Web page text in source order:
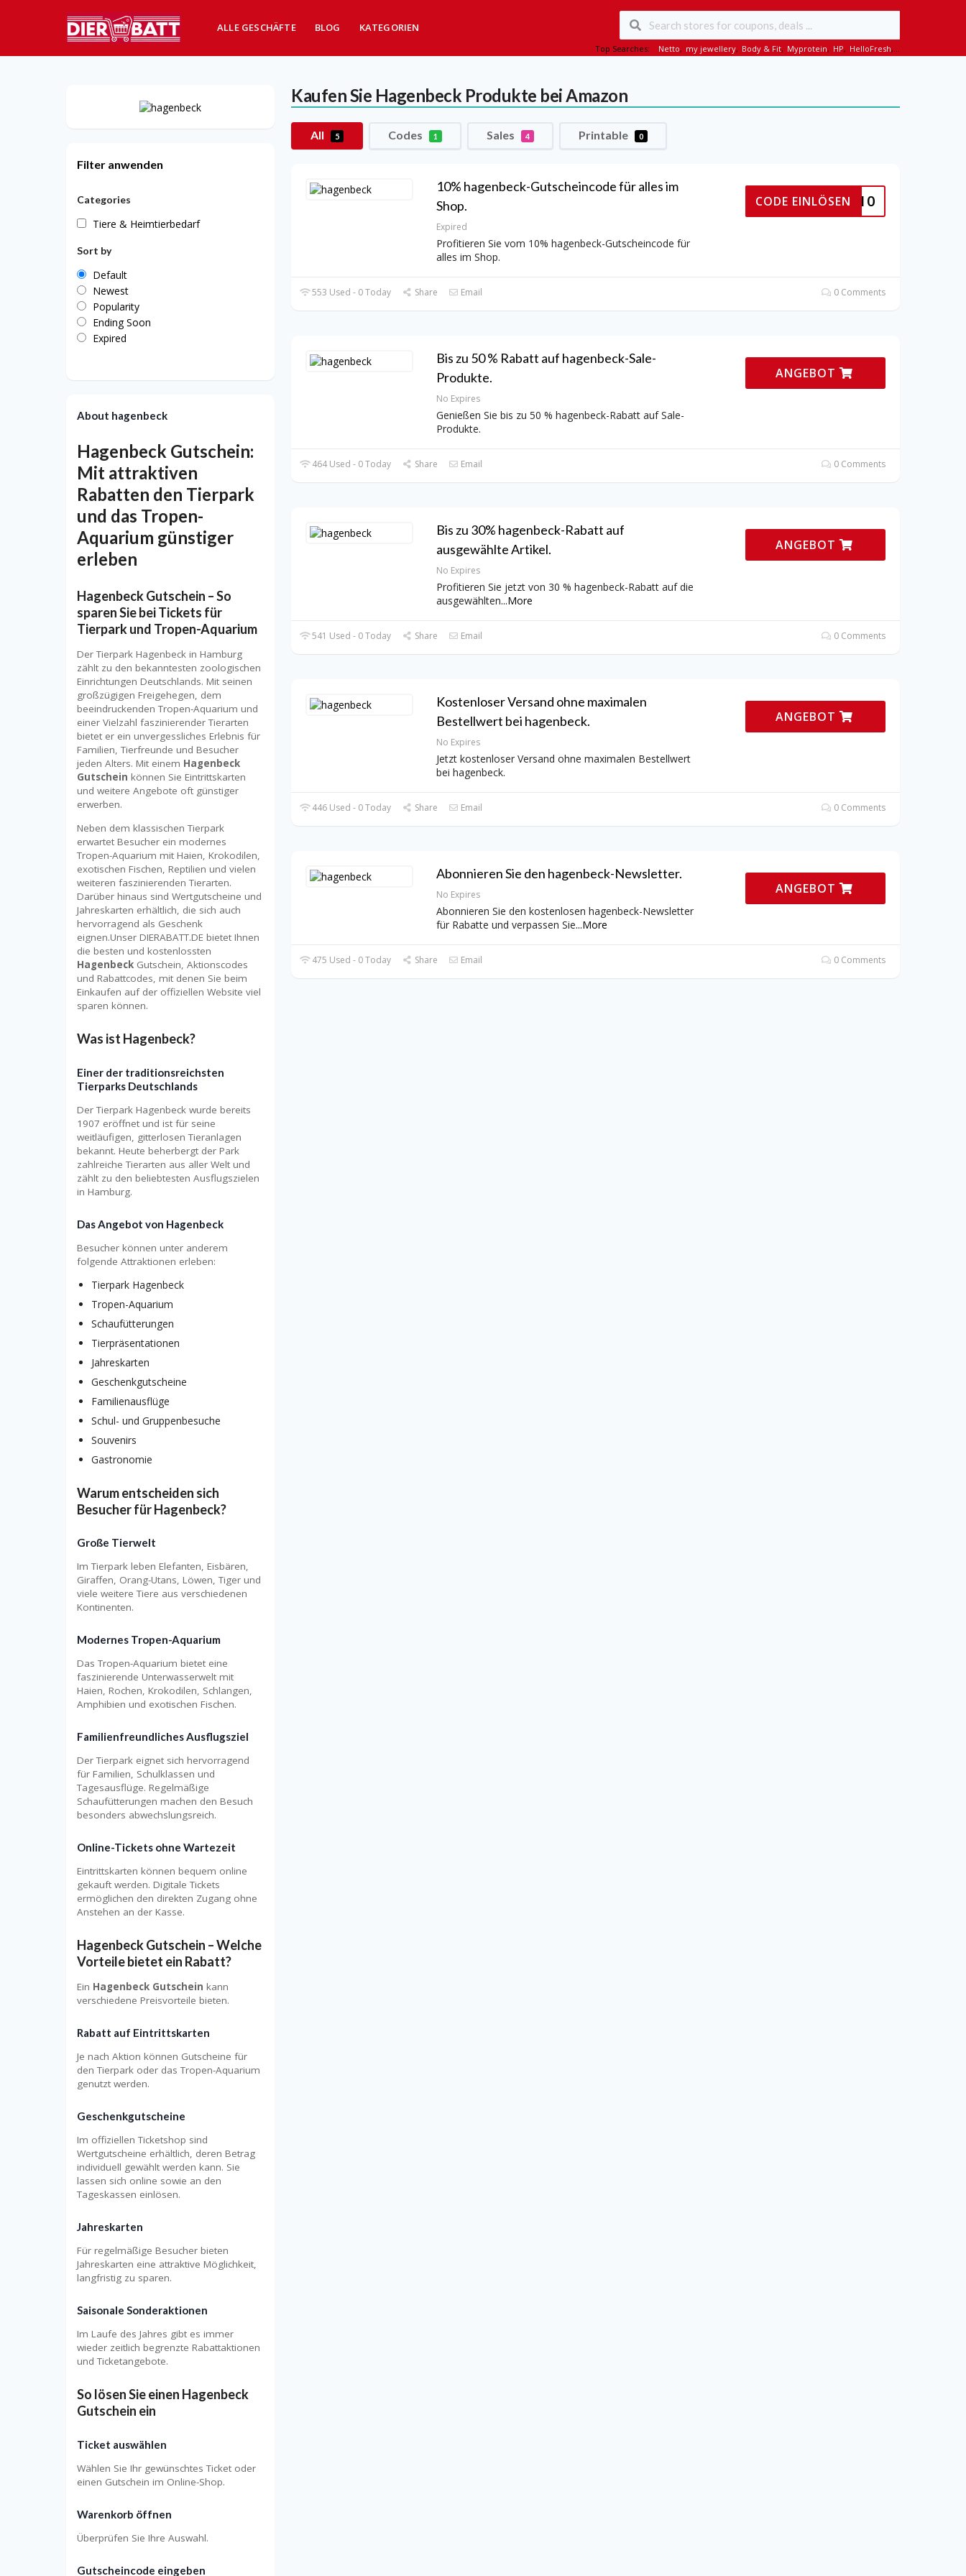
ALLE GESCHÄFTE BLOG KATEGORIEN
Top Searches: Netto, my jewellery, Body & Fit, Myprotein, HP, HelloFresh,...
Kaufen Sie Hagenbeck Produkte bei Amazon
All 5 Codes 1 Sales 4 Printable 0
10% hagenbeck-Gutscheincode für alles im
Shop.
Expired
Profitieren Sie vom 10% hagenbeck-Gutscheincode für
alles im Shop.
HAGEN10
CODE EINLÖSEN
553 Used - 0 Today Share Email 0 Comments
Bis zu 50 % Rabatt auf hagenbeck-Sale-
Produkte.
No Expires
Genießen Sie bis zu 50 % hagenbeck-Rabatt auf Sale-
Produkte.
ANGEBOT
464 Used - 0 Today Share Email 0 Comments
Bis zu 30% hagenbeck-Rabatt auf
ausgewählte Artikel.
No Expires
Profitieren Sie jetzt von 30 % hagenbeck-Rabatt auf die
ausgewählten...More
ANGEBOT
541 Used - 0 Today Share Email 0 Comments
Kostenloser Versand ohne maximalen
Bestellwert bei hagenbeck.
No Expires
Jetzt kostenloser Versand ohne maximalen Bestellwert
bei hagenbeck.
ANGEBOT
446 Used - 0 Today Share Email 0 Comments
Abonnieren Sie den hagenbeck-Newsletter.
No Expires
Abonnieren Sie den kostenlosen hagenbeck-Newsletter
für Rabatte und verpassen Sie...More
ANGEBOT
475 Used - 0 Today Share Email 0 Comments
Filter anwenden
Categories
Tiere & Heimtierbedarf
Sort by
Default
Newest
Popularity
Ending Soon
Expired
About hagenbeck
Hagenbeck Gutschein:
Mit attraktiven
Rabatten den Tierpark
und das Tropen-
Aquarium günstiger
erleben
Hagenbeck Gutschein – So
sparen Sie bei Tickets für
Tierpark und Tropen-Aquarium
Der Tierpark Hagenbeck in Hamburg
zählt zu den bekanntesten zoologischen
Einrichtungen Deutschlands. Mit seinen
großzügigen Freigehegen, dem
beeindruckenden Tropen-Aquarium und
einer Vielzahl faszinierender Tierarten
bietet er ein unvergessliches Erlebnis für
Familien, Tierfreunde und Besucher
jeden Alters. Mit einem Hagenbeck
Gutschein können Sie Eintrittskarten
und weitere Angebote oft günstiger
erwerben.
Neben dem klassischen Tierpark
erwartet Besucher ein modernes
Tropen-Aquarium mit Haien, Krokodilen,
exotischen Fischen, Reptilien und vielen
weiteren faszinierenden Tierarten.
Darüber hinaus sind Wertgutscheine und
Jahreskarten erhältlich, die sich auch
hervorragend als Geschenk
eignen.Unser DIERABATT.DE bietet Ihnen
die besten und kostenlossten
Hagenbeck Gutschein, Aktionscodes
und Rabattcodes, mit denen Sie beim
Einkaufen auf der offiziellen Website viel
sparen können.
Was ist Hagenbeck?
Einer der traditionsreichsten
Tierparks Deutschlands
Der Tierpark Hagenbeck wurde bereits
1907 eröffnet und ist für seine
weitläufigen, gitterlosen Tieranlagen
bekannt. Heute beherbergt der Park
zahlreiche Tierarten aus aller Welt und
zählt zu den beliebtesten Ausflugszielen
in Hamburg.
Das Angebot von Hagenbeck
Besucher können unter anderem
folgende Attraktionen erleben:
Tierpark Hagenbeck
Tropen-Aquarium
Schaufütterungen
Tierpräsentationen
Jahreskarten
Geschenkgutscheine
Familienausflüge
Schul- und Gruppenbesuche
Souvenirs
Gastronomie
Warum entscheiden sich
Besucher für Hagenbeck?
Große Tierwelt
Im Tierpark leben Elefanten, Eisbären,
Giraffen, Orang-Utans, Löwen, Tiger und
viele weitere Tiere aus verschiedenen
Kontinenten.
Modernes Tropen-Aquarium
Das Tropen-Aquarium bietet eine
faszinierende Unterwasserwelt mit
Haien, Rochen, Krokodilen, Schlangen,
Amphibien und exotischen Fischen.
Familienfreundliches Ausflugsziel
Der Tierpark eignet sich hervorragend
für Familien, Schulklassen und
Tagesausflüge. Regelmäßige
Schaufütterungen machen den Besuch
besonders abwechslungsreich.
Online-Tickets ohne Wartezeit
Eintrittskarten können bequem online
gekauft werden. Digitale Tickets
ermöglichen den direkten Zugang ohne
Anstehen an der Kasse.
Hagenbeck Gutschein – Welche
Vorteile bietet ein Rabatt?
Ein Hagenbeck Gutschein kann
verschiedene Preisvorteile bieten.
Rabatt auf Eintrittskarten
Je nach Aktion können Gutscheine für
den Tierpark oder das Tropen-Aquarium
genutzt werden.
Geschenkgutscheine
Im offiziellen Ticketshop sind
Wertgutscheine erhältlich, deren Betrag
individuell gewählt werden kann. Sie
lassen sich online sowie an den
Tageskassen einlösen.
Jahreskarten
Für regelmäßige Besucher bieten
Jahreskarten eine attraktive Möglichkeit,
langfristig zu sparen.
Saisonale Sonderaktionen
Im Laufe des Jahres gibt es immer
wieder zeitlich begrenzte Rabattaktionen
und Ticketangebote.
So lösen Sie einen Hagenbeck
Gutschein ein
Ticket auswählen
Wählen Sie Ihr gewünschtes Ticket oder
einen Gutschein im Online-Shop.
Warenkorb öffnen
Überprüfen Sie Ihre Auswahl.
Gutscheincode eingeben